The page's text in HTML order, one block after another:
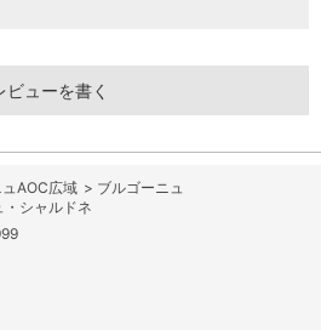
ビューを書く
AOC広域 > ブルゴーニュ
シャルドネ